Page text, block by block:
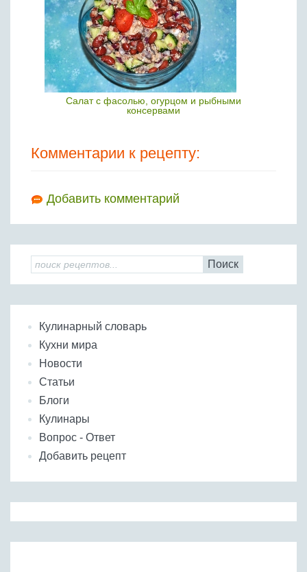
Салат с фасолью, огурцом и рыбными
консервами
Комментарии к рецепту:
Добавить комментарий
Поиск
Кулинарный словарь
Кухни мира
Новости
Статьи
Блоги
Кулинары
Вопрос - Ответ
Добавить рецепт